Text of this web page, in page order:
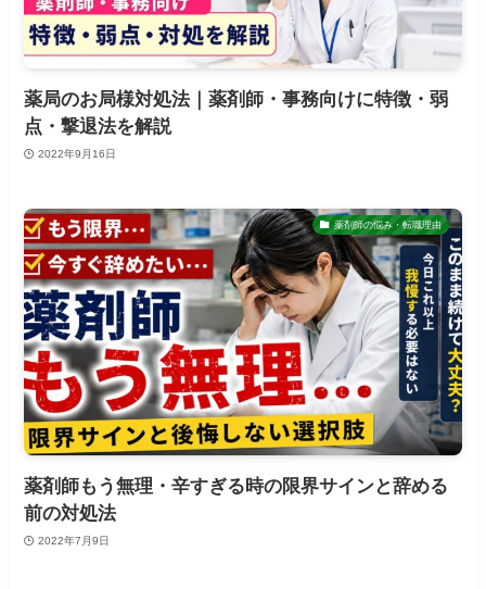
薬局のお局様対処法｜薬剤師・事務向けに特徴・弱
点・撃退法を解説
2022年9月16日
薬剤師の悩み・転職理由
薬剤師もう無理・辛すぎる時の限界サインと辞める
前の対処法
2022年7月9日